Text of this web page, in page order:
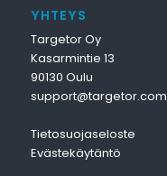
YHTEYS
Targetor Oy
Kasarmintie 13
90130 Oulu
support@targetor.com
Tietosuojaseloste
Evästekäytäntö